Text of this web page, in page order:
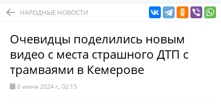
НАРОДНЫЕ НОВОСТИ
Очевидцы поделились новым
видео с места страшного ДТП с
трамваями в Кемерове
6 июня 2024 г., 02:15